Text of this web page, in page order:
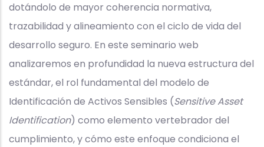
dotándolo de mayor coherencia normativa,
trazabilidad y alineamiento con el ciclo de vida del
desarrollo seguro. En este seminario web
analizaremos en profundidad la nueva estructura del
estándar, el rol fundamental del modelo de
Identificación de Activos Sensibles (Sensitive Asset
Identification) como elemento vertebrador del
cumplimiento, y cómo este enfoque condiciona el